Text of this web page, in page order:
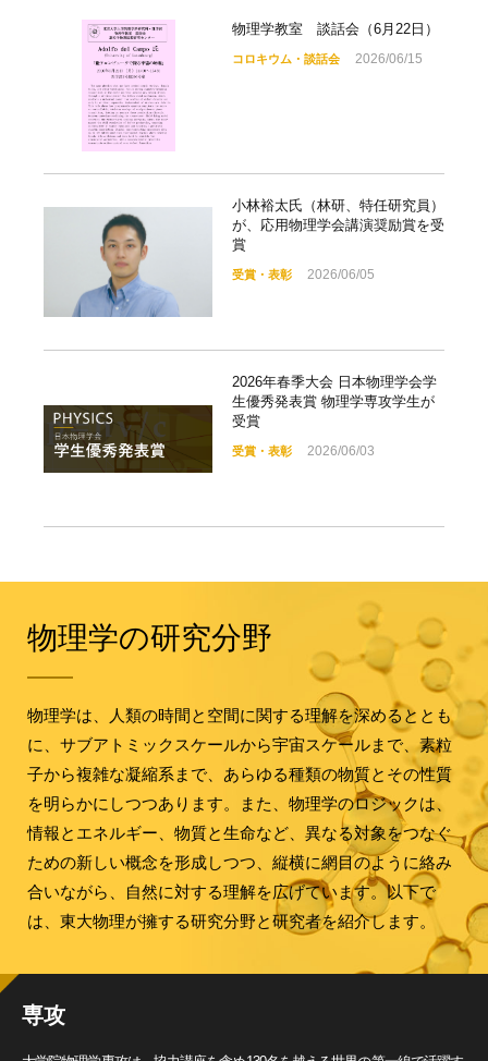
物理学教室 談話会（6月22日）
コロキウム・談話会 2026/06/15
小林裕太氏（林研、特任研究員）
が、応用物理学会講演奨励賞を受
賞
受賞・表彰 2026/06/05
2026年春季大会 日本物理学会学
生優秀発表賞 物理学専攻学生が
受賞
受賞・表彰 2026/06/03
物理学の研究分野
物理学は、人類の時間と空間に関する理解を深めるととも
に、サブアトミックスケールから宇宙スケールまで、素粒
子から複雑な凝縮系まで、あらゆる種類の物質とその性質
を明らかにしつつあります。また、物理学のロジックは、
情報とエネルギー、物質と生命など、異なる対象をつなぐ
ための新しい概念を形成しつつ、縦横に網目のように絡み
合いながら、自然に対する理解を広げています。以下で
は、東大物理が擁する研究分野と研究者を紹介します。
専攻